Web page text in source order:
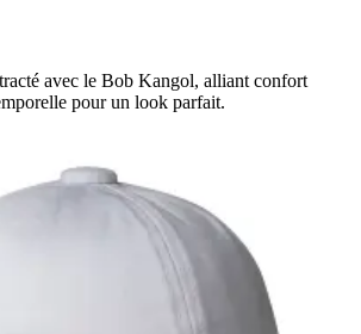
avec le Bob Kangol, alliant confort
pour un look parfait.